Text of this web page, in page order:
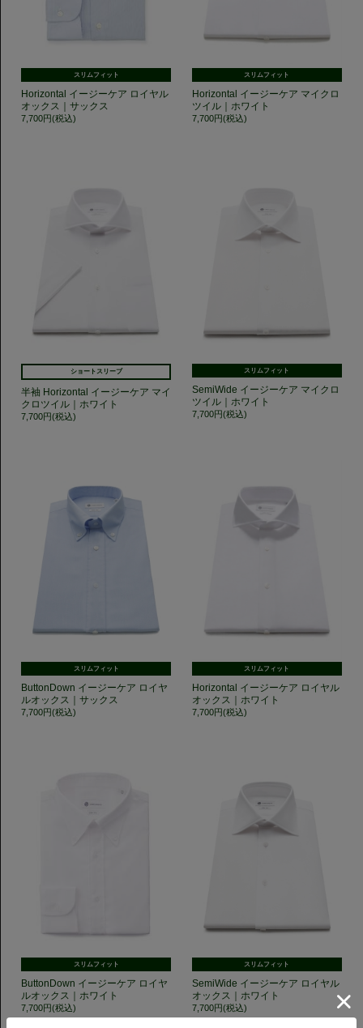
スリムフィット
Horizontal イージーケア ロイヤル
オックス｜サックス
7,700円(税込)
スリムフィット
Horizontal イージーケア マイクロ
ツイル｜ホワイト
7,700円(税込)
ショートスリーブ
半袖 Horizontal イージーケア マイ
クロツイル｜ホワイト
7,700円(税込)
スリムフィット
SemiWide イージーケア マイクロ
ツイル｜ホワイト
7,700円(税込)
スリムフィット
ButtonDown イージーケア ロイヤ
ルオックス｜サックス
7,700円(税込)
スリムフィット
Horizontal イージーケア ロイヤル
オックス｜ホワイト
7,700円(税込)
スリムフィット
ButtonDown イージーケア ロイヤ
ルオックス｜ホワイト
7,700円(税込)
スリムフィット
SemiWide イージーケア ロイヤル
オックス｜ホワイト
7,700円(税込)